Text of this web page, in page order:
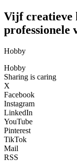
Vijf creatieve
professionele
Hobby
Hobby
Sharing is caring
X
Facebook
Instagram
LinkedIn
YouTube
Pinterest
TikTok
Mail
RSS